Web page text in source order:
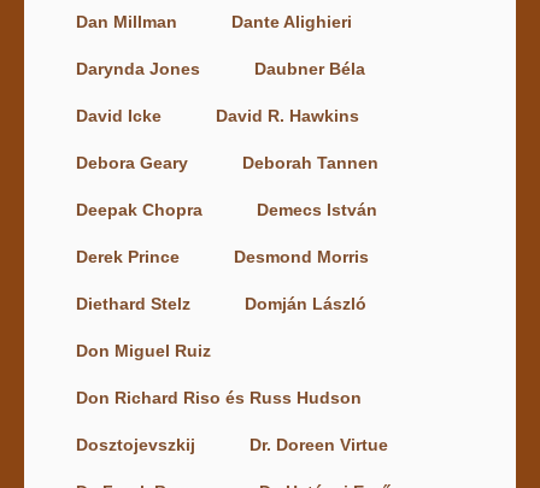
Dan Millman Dante Alighieri
Darynda Jones Daubner Béla
David Icke David R. Hawkins
Debora Geary Deborah Tannen
Deepak Chopra Demecs István
Derek Prince Desmond Morris
Diethard Stelz Domján László
Don Miguel Ruiz
Don Richard Riso és Russ Hudson
Dosztojevszkij Dr. Doreen Virtue